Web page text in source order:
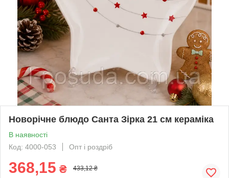
Новорічне блюдо Санта Зірка 21 см кераміка
В наявності
Код: 4000-053
Опт і роздріб
368,15 ₴ 433,12 ₴